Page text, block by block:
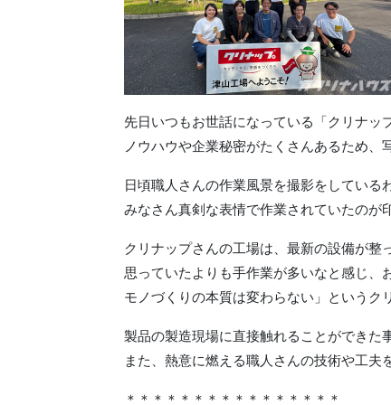
先日いつもお世話になっている「クリナッ
ノウハウや企業秘密がたくさんあるため、
日頃職人さんの作業風景を撮影をしている
みなさん真剣な表情で作業されていたのが
クリナップさんの工場は、最新の設備が整
思っていたよりも手作業が多いなと感じ
モノづくりの本質は変わらない」というク
製品の製造現場に直接触れることができた
また、熱意に燃える職人さんの技術や工夫
＊＊＊＊＊＊＊＊＊＊＊＊＊＊＊＊